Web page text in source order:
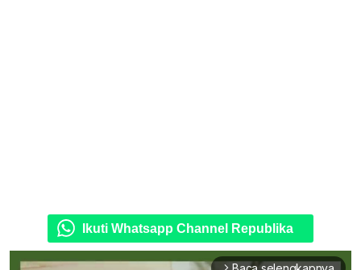
Ikuti Whatsapp Channel Republika
arrow_forward_ios